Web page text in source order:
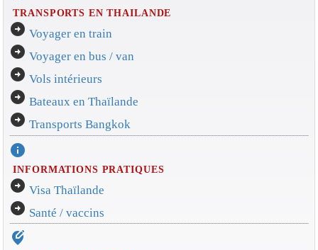
TRANSPORTS EN THAILANDE
arrow_circle_right Voyager en train
arrow_circle_right Voyager en bus / van
arrow_circle_right Vols intérieurs
arrow_circle_right Bateaux en Thaïlande
arrow_circle_right Transports Bangkok
info
INFORMATIONS PRATIQUES
arrow_circle_right Visa Thaïlande
arrow_circle_right Santé / vaccins
edit_location_alt